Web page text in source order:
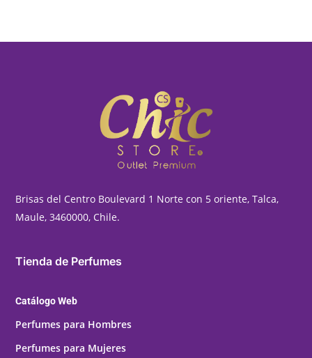
Brisas del Centro Boulevard 1 Norte con 5 oriente, Talca,
Maule, 3460000, Chile.
Tienda de Perfumes
Catálogo Web
Perfumes para Hombres
Perfumes para Mujeres